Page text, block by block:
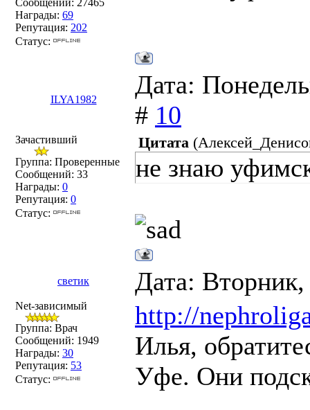
элементов
случае её,
Сообщений: 27465
Награды: 69
Репутация: 202
Статус:
ILYA1982
Дата:
# 10
Зачастивший
Группа: Проверенные
Сообщений: 33
Награды: 0
Репутация: 0
Статус:
Цитата (
не знаю
светик Дата:
Net-зависимый
Группа: Врач
Сообщений: 1949
Награды: 30
Репутация: 53
Статус:
http://
Илья,
Уфе. Они